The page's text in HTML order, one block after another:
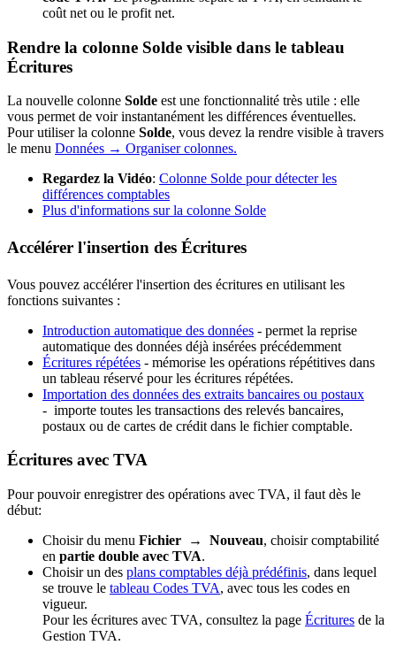
coût net ou le profit net.
Rendre la colonne Solde visible dans le tableau
Écritures
La nouvelle colonne Solde est une fonctionnalité très utile : elle
vous permet de voir instantanément les différences éventuelles.
Pour utiliser la colonne Solde, vous devez la rendre visible à travers
le menu Données → Organiser colonnes.
Regardez la Vidéo: Colonne Solde pour détecter les
différences comptables
Plus d'informations sur la colonne Solde
Accélérer l'insertion des Écritures
Vous pouvez accélérer l'insertion des écritures en utilisant les
fonctions suivantes :
Introduction automatique des données - permet la reprise
automatique des données déjà insérées précédemment
Écritures répétées - mémorise les opérations répétitives dans
un tableau réservé pour les écritures répétées.
Importation des données des extraits bancaires ou postaux
- importe toutes les transactions des relevés bancaires,
postaux ou de cartes de crédit dans le fichier comptable.
Écritures avec TVA
Pour pouvoir enregistrer des opérations avec TVA, il faut dès le
début:
Choisir du menu Fichier → Nouveau, choisir comptabilité
en partie double avec TVA.
Choisir un des plans comptables déjà prédéfinis, dans lequel
se trouve le tableau Codes TVA, avec tous les codes en
vigueur.
Pour les écritures avec TVA, consultez la page Écritures de la
Gestion TVA.